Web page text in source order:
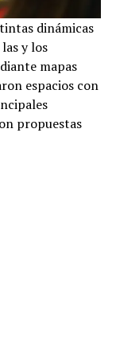
dinámicas
y los
mapas
espacios con
propuestas